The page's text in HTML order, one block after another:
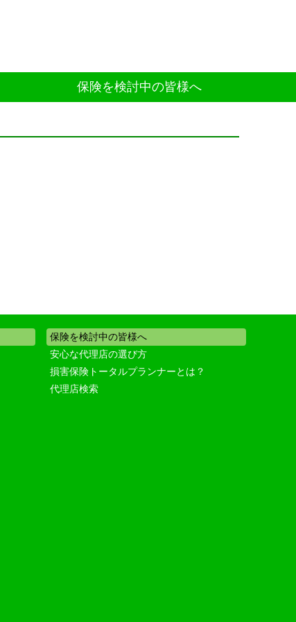
保険を検討中の皆様へ
保険を検討中の皆様へ
安心な代理店の選び方
損害保険トータルプランナーとは？
代理店検索